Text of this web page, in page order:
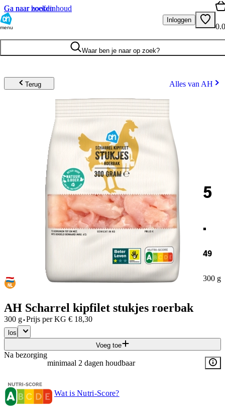
Ga naar hoofdinhoud
Ga naar zoeken
menu
Inloggen
Waar ben je naar op zoek?
Terug Alles van AH
5
.
49
300 g
AH Scharrel kipfilet stukjes roerbak
300 g·Prijs per KG € 18,30
los
Voeg toe
Na bezorging
minimaal 2 dagen houdbaar
Wat is Nutri-Score?